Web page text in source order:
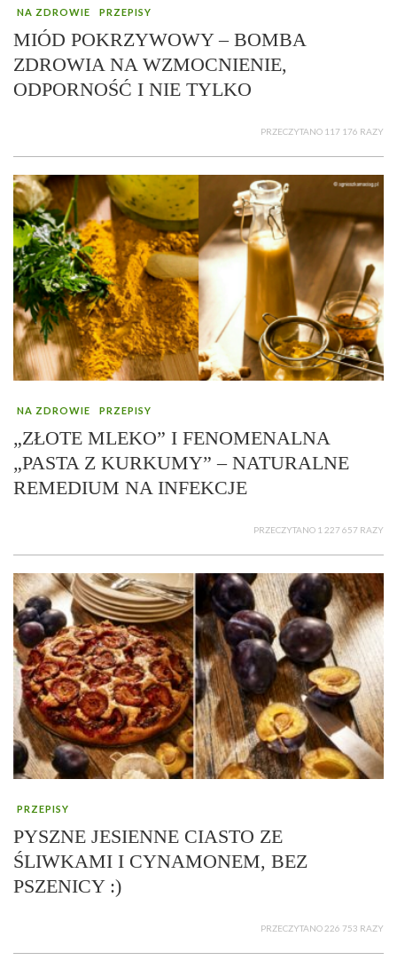
NA ZDROWIE PRZEPISY
MIÓD POKRZYWOWY – BOMBA
ZDROWIA NA WZMOCNIENIE,
ODPORNOŚĆ I NIE TYLKO
PRZECZYTANO 117 176 RAZY
NA ZDROWIE PRZEPISY
„ZŁOTE MLEKO” I FENOMENALNA
„PASTA Z KURKUMY” – NATURALNE
REMEDIUM NA INFEKCJE
PRZECZYTANO 1 227 657 RAZY
PRZEPISY
PYSZNE JESIENNE CIASTO ZE
ŚLIWKAMI I CYNAMONEM, BEZ
PSZENICY :)
PRZECZYTANO 226 753 RAZY